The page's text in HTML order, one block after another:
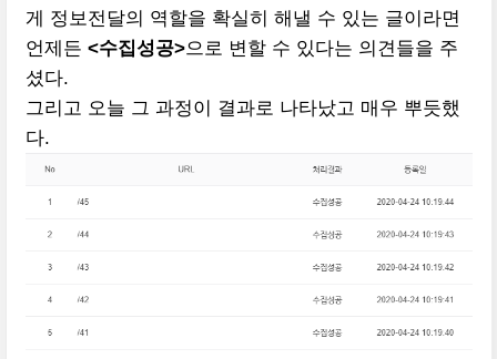
게 정보전달의 역할을 확실히 해낼 수 있는 글이라면
언제든 <수집성공>으로 변할 수 있다는 의견들을 주
셨다.
그리고 오늘 그 과정이 결과로 나타났고 매우 뿌듯했
다.